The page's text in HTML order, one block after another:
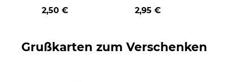
2,50 €
geschenkt
2,95 €
Grußkarten zum Verschenken